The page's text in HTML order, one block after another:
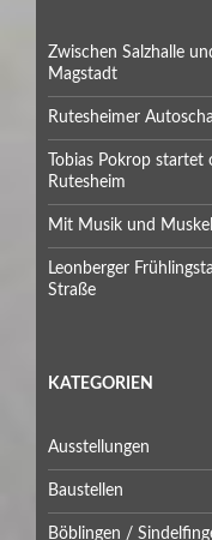
Zwischen Salzhalle
Magstadt
Rutesheimer
Tobias Pokrop
Rutesheim
Mit Musik und
Leonberger
Straße
KATEGORIEN
Ausstellungen
Baustellen
Böblingen /